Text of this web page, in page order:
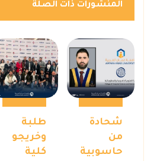
المنشورات ذات الصلة
شحادة
من
حاسوبية
طلبة
وخريجو
كلية